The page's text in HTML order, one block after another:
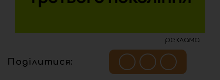
реклама
Поділитися: